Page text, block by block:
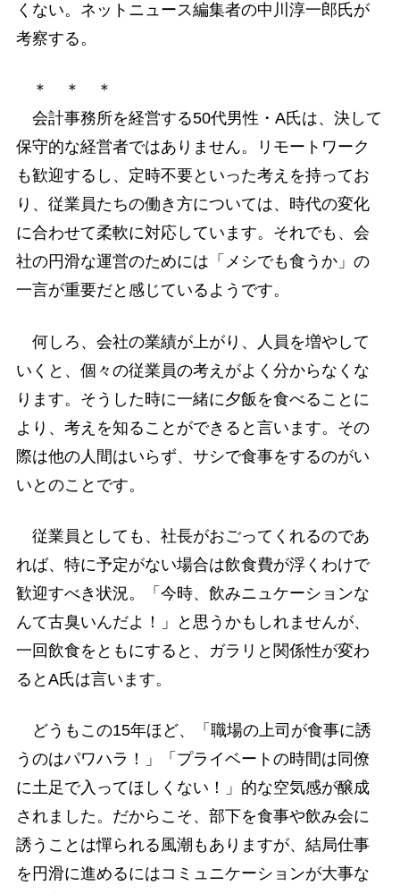
くない。ネットニュース編集者の中川淳一郎氏が
考察する。
＊ ＊ ＊
会計事務所を経営する50代男性・A氏は、決して
保守的な経営者ではありません。リモートワーク
も歓迎するし、定時不要といった考えを持ってお
り、従業員たちの働き方については、時代の変化
に合わせて柔軟に対応しています。それでも、会
社の円滑な運営のためには「メシでも食うか」の
一言が重要だと感じているようです。
何しろ、会社の業績が上がり、人員を増やして
いくと、個々の従業員の考えがよく分からなくな
ります。そうした時に一緒に夕飯を食べることに
より、考えを知ることができると言います。その
際は他の人間はいらず、サシで食事をするのがい
いとのことです。
従業員としても、社長がおごってくれるのであ
れば、特に予定がない場合は飲食費が浮くわけで
歓迎すべき状況。「今時、飲みニュケーションな
んて古臭いんだよ！」と思うかもしれませんが、
一回飲食をともにすると、ガラリと関係性が変わ
るとA氏は言います。
どうもこの15年ほど、「職場の上司が食事に誘
うのはパワハラ！」「プライベートの時間は同僚
に土足で入ってほしくない！」的な空気感が醸成
されました。だからこそ、部下を食事や飲み会に
誘うことは憚られる風潮もありますが、結局仕事
を円滑に進めるにはコミュニケーションが大事な